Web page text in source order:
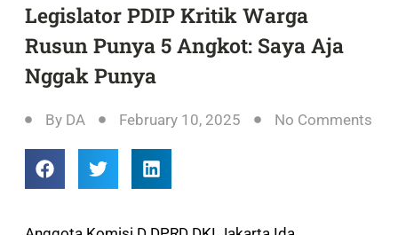
Legislator PDIP Kritik Warga
Rusun Punya 5 Angkot: Saya Aja
Nggak Punya
By DA February 10, 2025 No Comments